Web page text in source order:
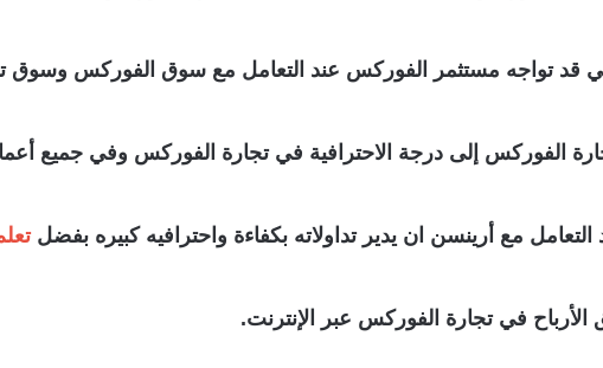
قد تواجه مستثمر الفوركس عند التعامل مع سوق الفوركس وسوق
الفوركس إلى درجة الاحترافية في تجارة الفوركس وفي جميع
مع أرينسن ان يدير تداولاته بكفاءة واحترافيه كبيره بفضل
في تجارة الفوركس عبر الإنترنت.